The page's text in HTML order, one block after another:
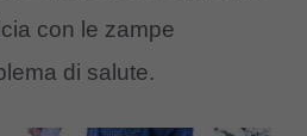
con le zampe
di salute.